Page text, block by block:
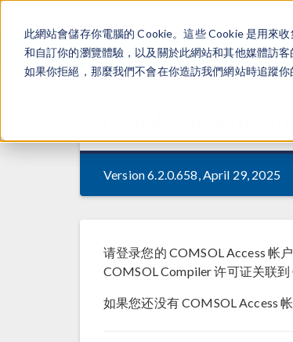
此網站會儲存你電腦的 Cookie。這些 Cookie 是用來
和自訂你的瀏覽體驗，以及關於此網站和其他媒體訪
如果你拒絕，那麼我們不會在你造訪我們網站時追蹤
Version 6.2.0.658, April 29, 2025
请登录您的 COMSOL Access 帐
COMSOL Compiler 许可证关联到
如果您还没有 COMSOL Access